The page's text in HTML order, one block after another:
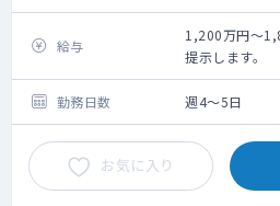
1）一般(専門)
り
2）病棟管理
3）救急搬送対
4）訪問診療：
1日の訪問件
護師同行、居
看取り実施
給与
1,200万円～
提示します。
勤務日数 週4～5日
お気に入り